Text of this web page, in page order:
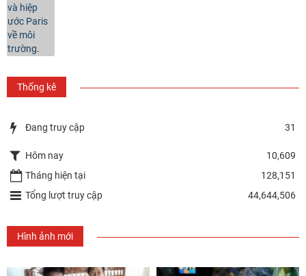
Thống kê
Đang truy cập 31
Hôm nay
10,609
Tháng hiện tại
128,151
Tổng lượt truy cập
44,644,506
Hình ảnh mới